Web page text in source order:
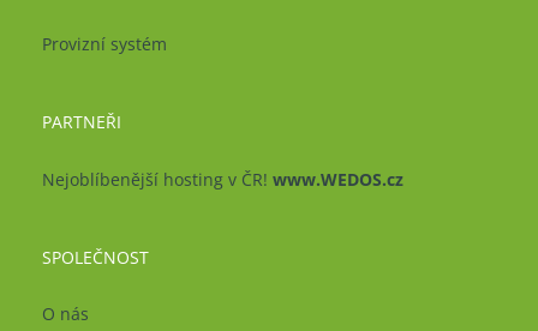
Provizní systém
PARTNEŘI
Nejoblíbenější hosting v ČR! www.WEDOS.cz
SPOLEČNOST
O nás